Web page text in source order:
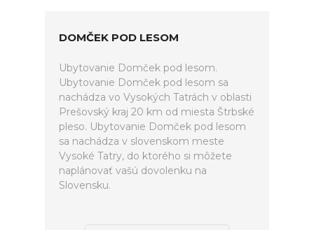
DOMČEK POD LESOM
Ubytovanie Domček pod lesom.
Ubytovanie Domček pod lesom sa
nachádza vo Vysokých Tatrách v oblasti
Prešovský kraj 20 km od miesta Štrbské
pleso. Ubytovanie Domček pod lesom
sa nachádza v slovenskom meste
Vysoké Tatry, do ktorého si môžete
naplánovať vašú dovolenku na
Slovensku.